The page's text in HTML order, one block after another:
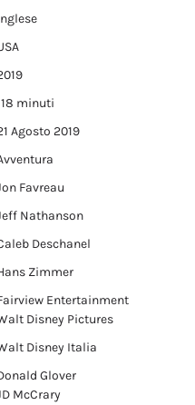
minuti
Agosto 2019
Favreau
Nathanson
Deschanel
Zimmer
Entertainment
Disney Pictures
Disney Italia
Glover
McCrary